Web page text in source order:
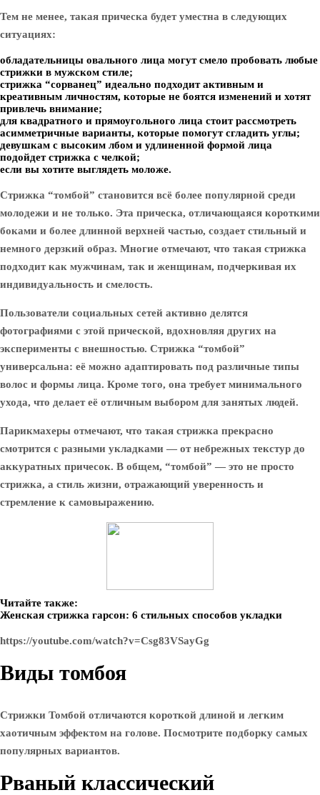
Тем не менее, такая прическа будет уместна в следующих
ситуациях:
обладательницы овального лица могут смело пробовать любые
стрижки в мужском стиле;
стрижка “сорванец” идеально подходит активным и
креативным личностям, которые не боятся изменений и хотят
привлечь внимание;
для квадратного и прямоугольного лица стоит рассмотреть
асимметричные варианты, которые помогут сгладить углы;
девушкам с высоким лбом и удлиненной формой лица
подойдет стрижка с челкой;
если вы хотите выглядеть моложе.
Стрижка “томбой” становится всё более популярной среди
молодежи и не только. Эта прическа, отличающаяся короткими
боками и более длинной верхней частью, создает стильный и
немного дерзкий образ. Многие отмечают, что такая стрижка
подходит как мужчинам, так и женщинам, подчеркивая их
индивидуальность и смелость.
Пользователи социальных сетей активно делятся
фотографиями с этой прической, вдохновляя других на
эксперименты с внешностью. Стрижка “томбой”
универсальна: её можно адаптировать под различные типы
волос и формы лица. Кроме того, она требует минимального
ухода, что делает её отличным выбором для занятых людей.
Парикмахеры отмечают, что такая стрижка прекрасно
смотрится с разными укладками — от небрежных текстур до
аккуратных причесок. В общем, “томбой” — это не просто
стрижка, а стиль жизни, отражающий уверенность и
стремление к самовыражению.
Читайте также:
Женская стрижка гарсон: 6 стильных способов укладки
https://youtube.com/watch?v=Csg83VSayGg
Виды томбоя
Стрижки Томбой отличаются короткой длиной и легким
хаотичным эффектом на голове. Посмотрите подборку самых
популярных вариантов.
Рваный классический